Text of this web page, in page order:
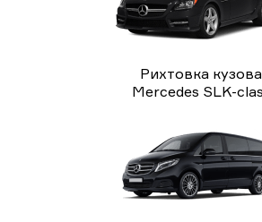
Рихтовка кузова
Mercedes SLK-